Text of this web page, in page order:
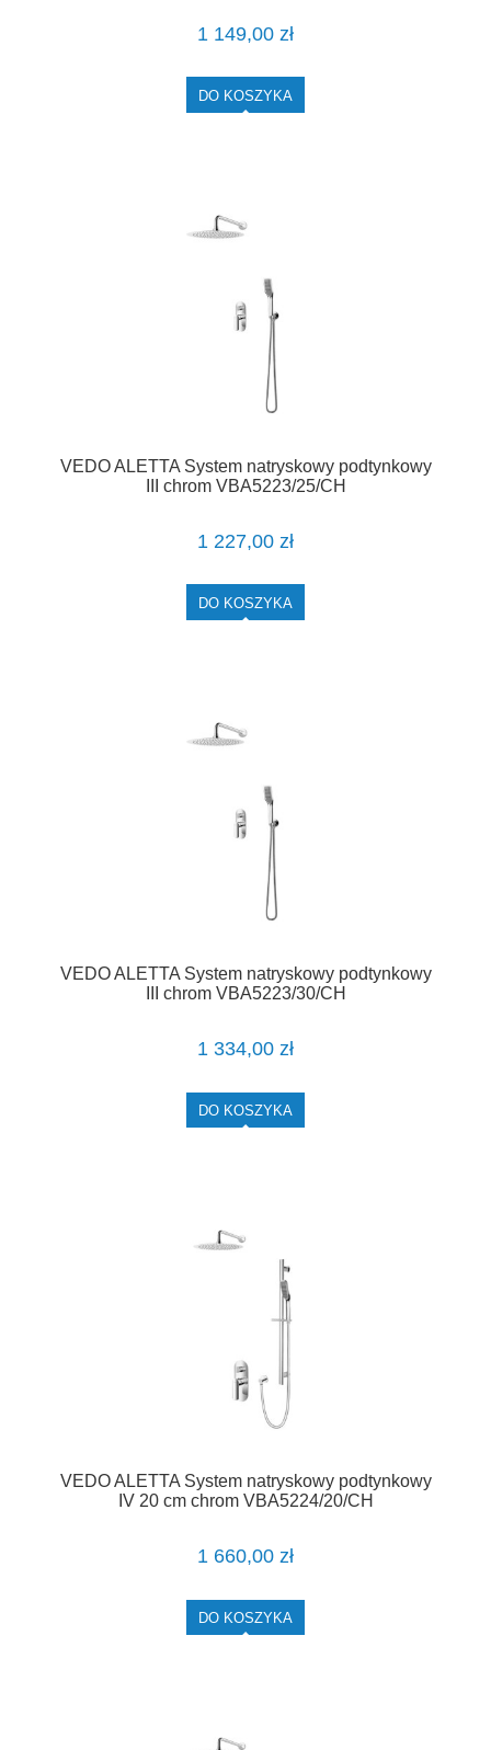
1 149,00 zł
DO KOSZYKA
VEDO ALETTA System natryskowy podtynkowy
III chrom VBA5223/25/CH
1 227,00 zł
DO KOSZYKA
VEDO ALETTA System natryskowy podtynkowy
III chrom VBA5223/30/CH
1 334,00 zł
DO KOSZYKA
VEDO ALETTA System natryskowy podtynkowy
IV 20 cm chrom VBA5224/20/CH
1 660,00 zł
DO KOSZYKA